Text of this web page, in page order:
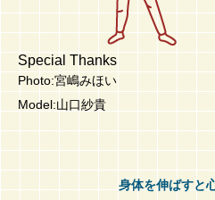
Special Thanks
Photo:宮嶋みほい
Model:山口紗貴
身体を伸ばすと